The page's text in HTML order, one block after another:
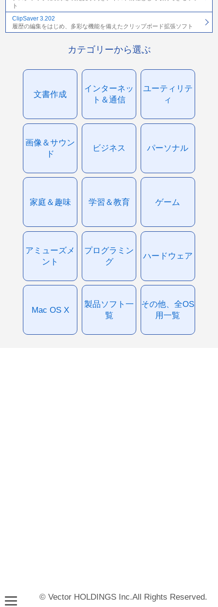
ト
ClipSaver 3.202
履歴の編集をはじめ、多彩な機能を備えたクリップボード拡張ソフト
カテゴリーから選ぶ
文書作成
インターネッ
ト＆通信
ユーティリテ
ィ
画像＆サウン
ド
ビジネス パーソナル
家庭＆趣味 学習＆教育 ゲーム
アミューズメ
ント
プログラミン
グ
ハードウェア
Mac OS X
製品ソフト一
覧
その他、全OS
用一覧
© Vector HOLDINGS Inc.All Rights Reserved.